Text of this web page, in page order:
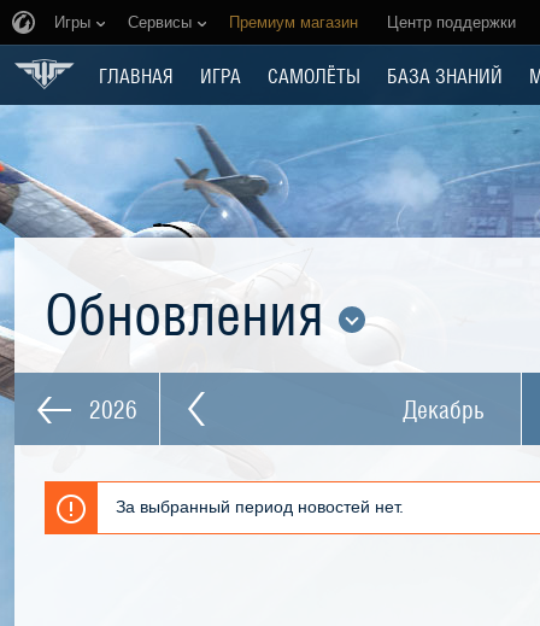
Игры Сервисы Премиум магазин Центр поддержки
ГЛАВНАЯ ИГРА САМОЛЁТЫ БАЗА ЗНАНИЙ
Обновления
2026 Декабрь
За выбранный период новостей нет.